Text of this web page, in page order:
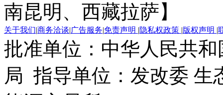
南昆明、西藏拉萨】
关于我们|商务洽谈|广告服务|免责声明 |隐私权政策 |版权声明 |
批准单位：中华人民共
局 指导单位：发改委 生